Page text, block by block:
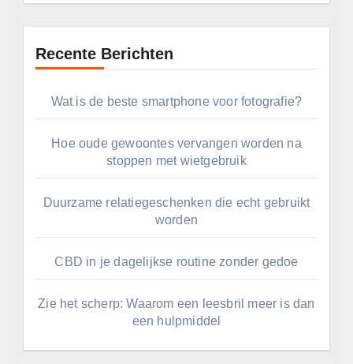
Recente Berichten
Wat is de beste smartphone voor fotografie?
Hoe oude gewoontes vervangen worden na
stoppen met wietgebruik
Duurzame relatiegeschenken die echt gebruikt
worden
CBD in je dagelijkse routine zonder gedoe
Zie het scherp: Waarom een leesbril meer is dan
een hulpmiddel